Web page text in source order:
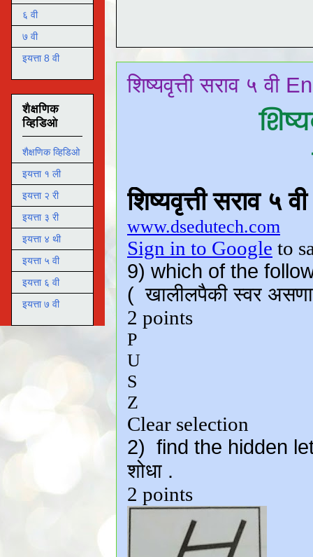
शिष्यवृत्ती सराव ५ वी
६ वी
७ वी
इयत्ता 8 वी
शैक्षणिक
व्हिडिओ
शैक्षणिक व्हिडिओ
इयत्ता १ ली
इयत्ता २ री
इयत्ता ३ री
इयत्ता ४ थी
इयत्ता ५ वी
इयत्ता ६ वी
इयत्ता ७ वी